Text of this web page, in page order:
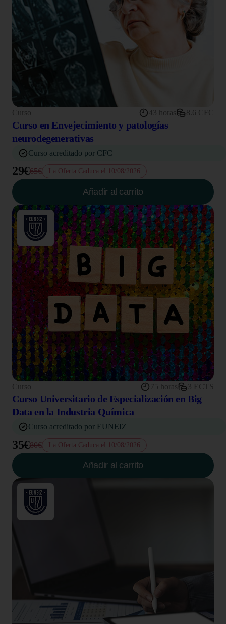
Curso 43 horas 8.6 CFC
Curso en Envejecimiento y patologías
neurodegenerativas
Curso acreditado por CFC
29€65€ La Oferta Caduca el 10/08/2026
Añadir al carrito
Curso 75 horas 3 ECTS
Curso Universitario de Especialización en Big
Data en la Industria Química
Curso acreditado por EUNEIZ
35€80€ La Oferta Caduca el 10/08/2026
Añadir al carrito